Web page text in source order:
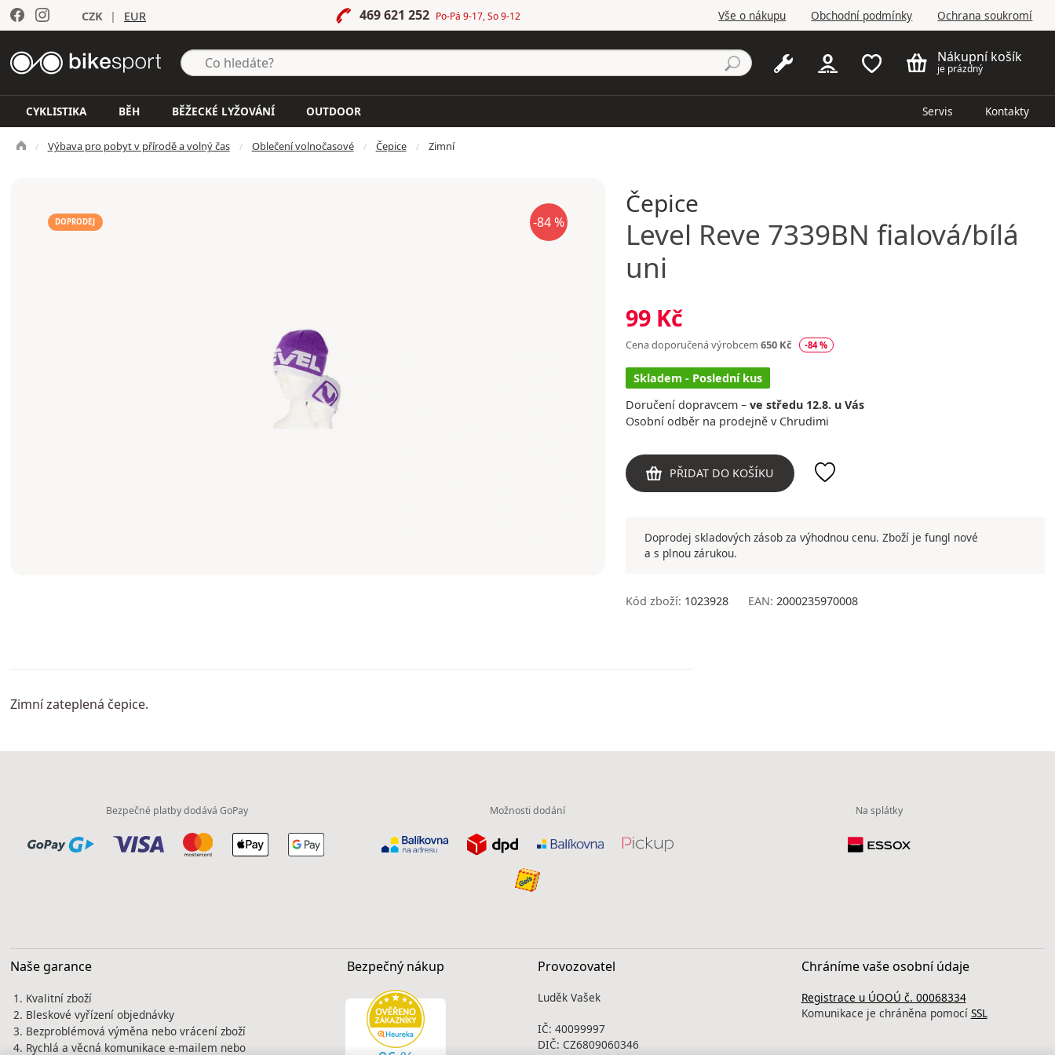
CZK | EUR 469 621 252 Po-Pá 9-17, So 9-12 Vše o nákupu Obchodní podmínky Ochrana soukromí
Nákupní košík
je prázdný
CYKLISTIKA BĚH BĚŽECKÉ LYŽOVÁNÍ OUTDOOR Servis Kontakty
Výbava pro pobyt v přírodě a volný čas Oblečení volnočasové Čepice Zimní
-84 %
DOPRODEJ
Čepice
Level Reve 7339BN fialová/bílá
uni
99 Kč
Cena doporučená výrobcem 650 Kč -84 %
Skladem - Poslední kus
Doručení dopravcem – ve středu 12.8. u Vás
Osobní odběr na prodejně v Chrudimi
PŘIDAT DO KOŠÍKU
Doprodej skladových zásob za výhodnou cenu. Zboží je fungl nové
a s plnou zárukou.
Kód zboží: 1023928 EAN: 2000235970008
Zimní zateplená čepice.
Bezpečné platby dodává GoPay Možnosti dodání Na splátky
Naše garance
Kvalitní zboží
Bleskové vyřízení objednávky
Bezproblémová výměna nebo vrácení zboží
Rychlá a věcná komunikace e-mailem nebo
Bezpečný nákup Provozovatel
Luděk Vašek
IČ: 40099997
DIČ: CZ6809060346
Chráníme vaše osobní údaje
Registrace u ÚOOÚ č. 00068334
Komunikace je chráněna pomocí SSL